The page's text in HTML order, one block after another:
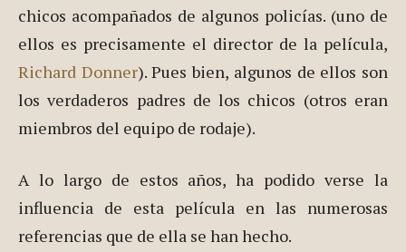
chicos acompañados de algunos policías. (uno de
ellos es precisamente el director de la película,
Richard Donner). Pues bien, algunos de ellos son
los verdaderos padres de los chicos (otros eran
miembros del equipo de rodaje).
A lo largo de estos años, ha podido verse la
influencia de esta película en las numerosas
referencias que de ella se han hecho.